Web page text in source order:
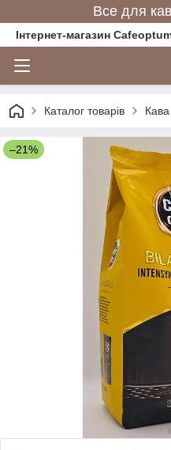
Все для
Інтернет-магазин
Каталог товарів
–21%